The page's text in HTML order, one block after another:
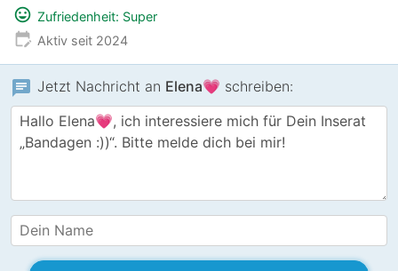
mood Zufriedenheit: Super
edit_calendar Aktiv seit 2024
chat Jetzt Nachricht an Elena💗 schreiben: